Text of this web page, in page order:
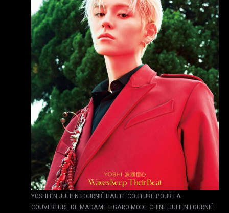
YOSHI EN JULIEN FOURNIÉ HAUTE COUTURE POUR LA
COUVERTURE DE MADAME FIGARO MODE CHINE JULIEN FOURNIÉ